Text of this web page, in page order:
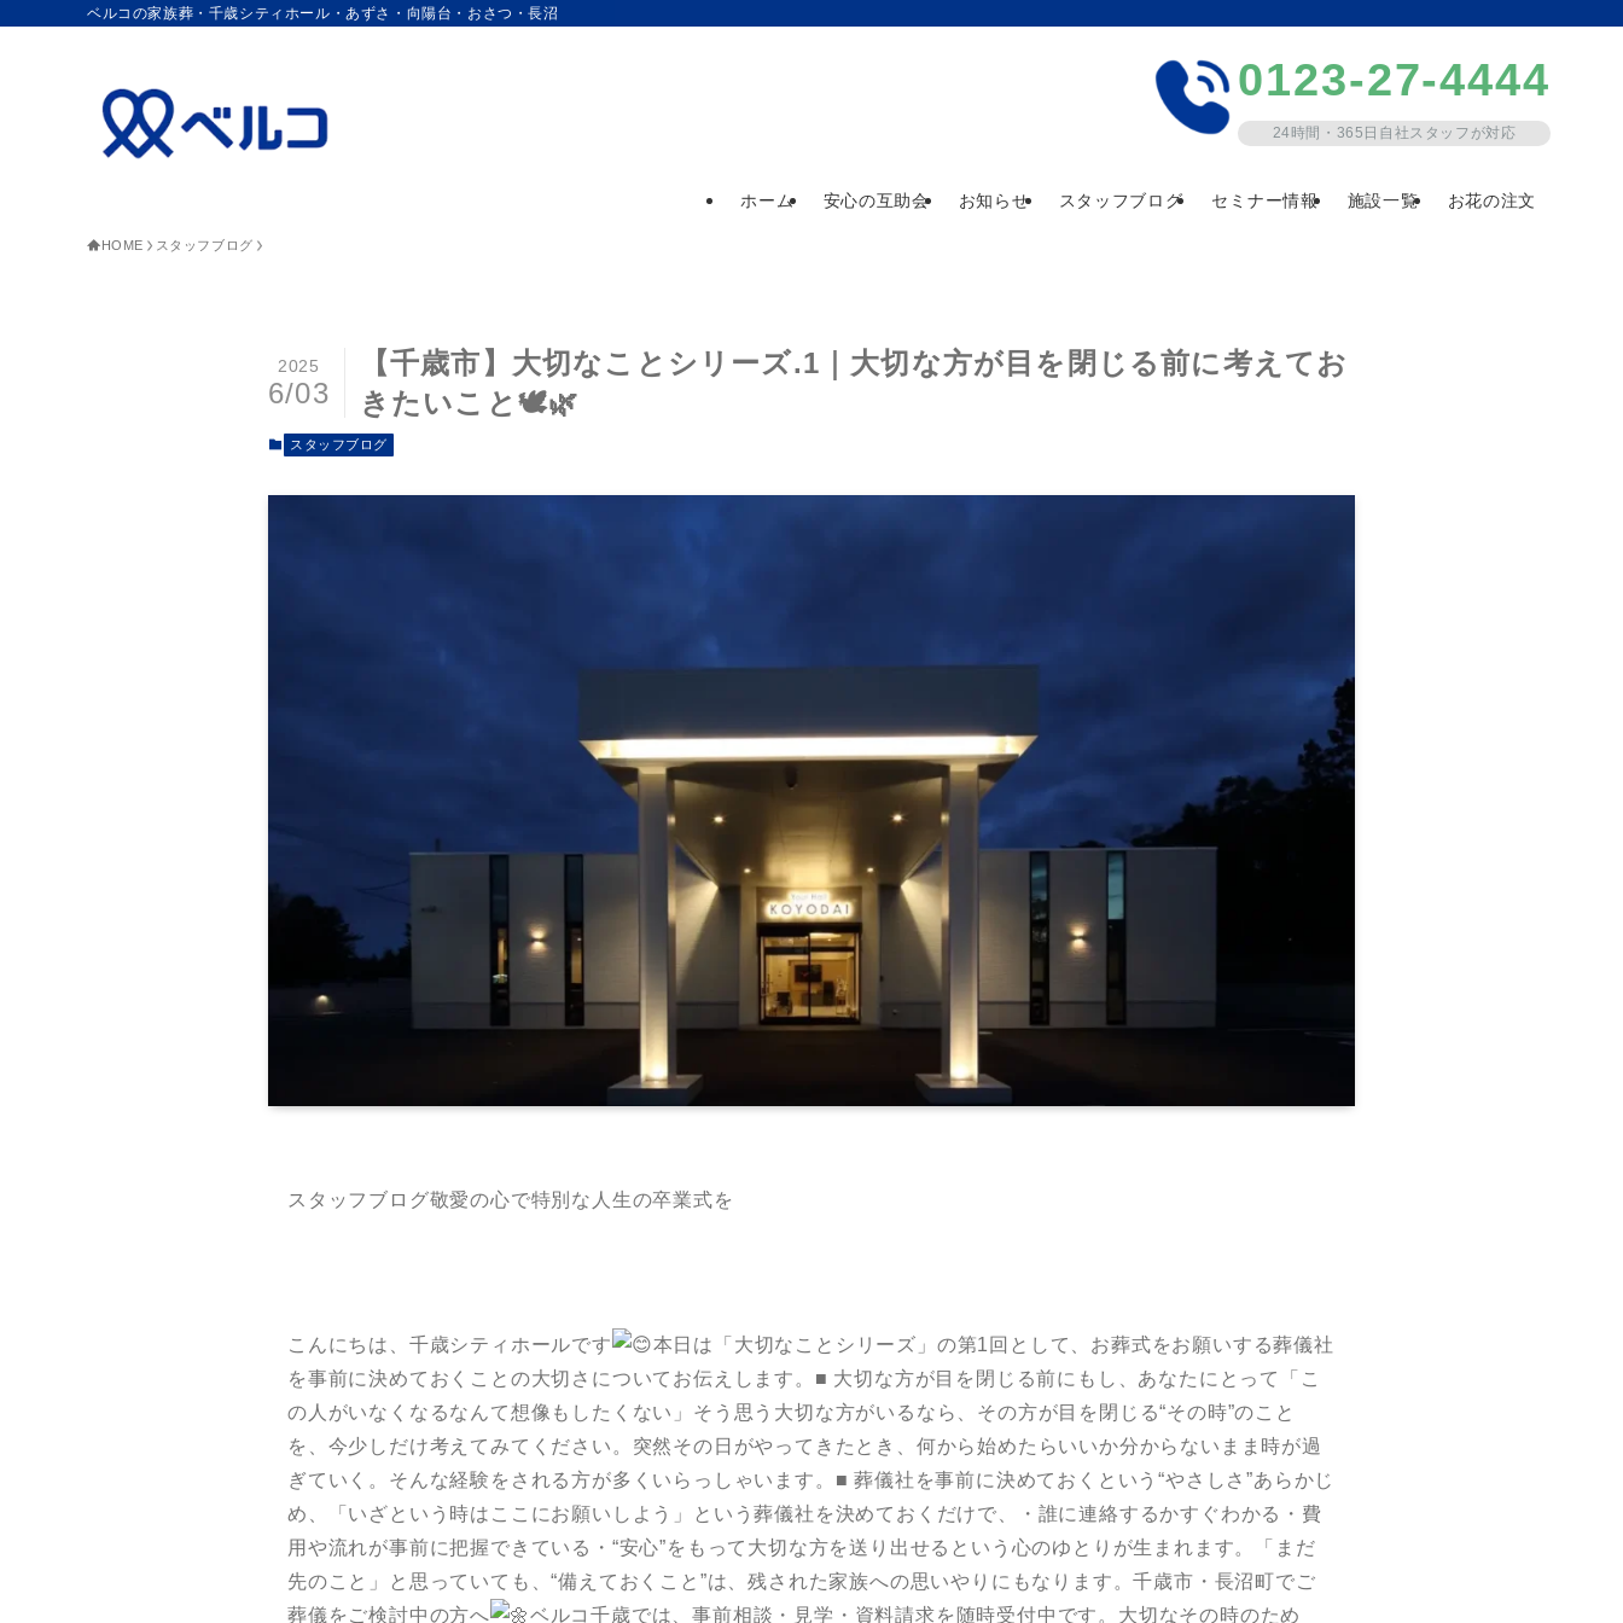
ベルコの家族葬・千歳シティホール・あずさ・向陽台・おさつ・長沼
ホーム 安心の互助会 お知らせ スタッフブログ セミナー情報 施設一覧 お花の注文
0123-27-4444
24時間・365日自社スタッフが対応
HOME スタッフブログ
【千歳市】大切なことシリーズ.1｜大切な方が目を閉じる前に考えてお
きたいこと🕊️🌿
2025
6/03
スタッフブログ
スタッフブログ敬愛の心で特別な人生の卒業式を
こんにちは、千歳シティホールです
本日は「大切なことシリーズ」の第1回として、お葬式をお願いする葬儀社
を事前に決めておくことの大切さについてお伝えします。■ 大切な方が目を閉じる前にもし、あなたにとって「こ
の人がいなくなるなんて想像もしたくない」そう思う大切な方がいるなら、その方が目を閉じる“その時”のこと
を、今少しだけ考えてみてください。突然その日がやってきたとき、何から始めたらいいか分からないまま時が過
ぎていく。そんな経験をされる方が多くいらっしゃいます。■ 葬儀社を事前に決めておくという“やさしさ”あらかじ
め、「いざという時はここにお願いしよう」という葬儀社を決めておくだけで、・誰に連絡するかすぐわかる・費
用や流れが事前に把握できている・“安心”をもって大切な方を送り出せるという心のゆとりが生まれます。「まだ
先のこと」と思っていても、“備えておくこと”は、残された家族への思いやりにもなります。千歳市・長沼町でご
葬儀をご検討中の方へ
ベルコ千歳では、事前相談・見学・資料請求を随時受付中です。大切なその時のため